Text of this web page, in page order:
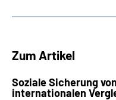
Zum Artikel
Soziale Sicherung
internationalen